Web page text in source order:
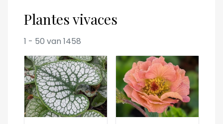
Plantes vivaces
1 - 50 van 1458